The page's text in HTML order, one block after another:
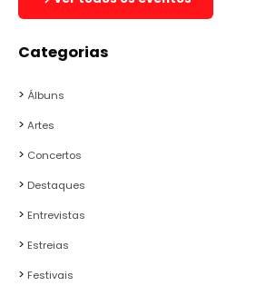
Categorias
Álbuns
Artes
Concertos
Destaques
Entrevistas
Estreias
Festivais